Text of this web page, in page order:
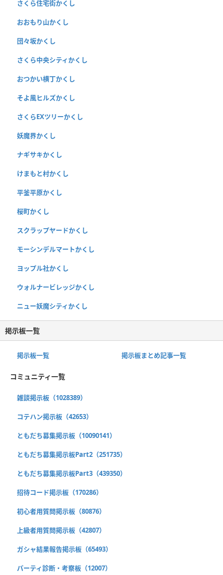
さくら住宅街かくし
おおもり山かくし
団々坂かくし
さくら中央シティかくし
おつかい横丁かくし
そよ風ヒルズかくし
さくらEXツリーかくし
妖魔界かくし
ナギサキかくし
けまもと村かくし
平釜平原かくし
桜町かくし
スクラップヤードかくし
モーシンデルマートかくし
ヨップル社かくし
ウォルナービレッジかくし
ニュー妖魔シティかくし
掲示板一覧
掲示板一覧 掲示板まとめ記事一覧
コミュニティ一覧
雑談掲示板（1028389）
コテハン掲示板（42653）
ともだち募集掲示板（10090141）
ともだち募集掲示板Part2（251735）
ともだち募集掲示板Part3（439350）
招待コード掲示板（170286）
初心者用質問掲示板（80876）
上級者用質問掲示板（42807）
ガシャ結果報告掲示板（65493）
パーティ診断・考察板（12007）